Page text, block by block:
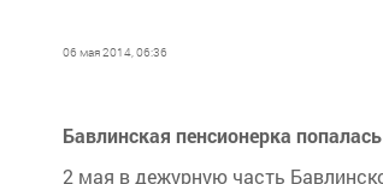
06 мая 2014, 06:36
Бавлинская пенсионерка
2 мая в дежурную часть